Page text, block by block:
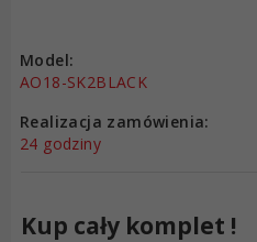
Model:
AO18-SK2BLACK
Realizacja zamówienia:
24 godziny
Kup cały komplet !